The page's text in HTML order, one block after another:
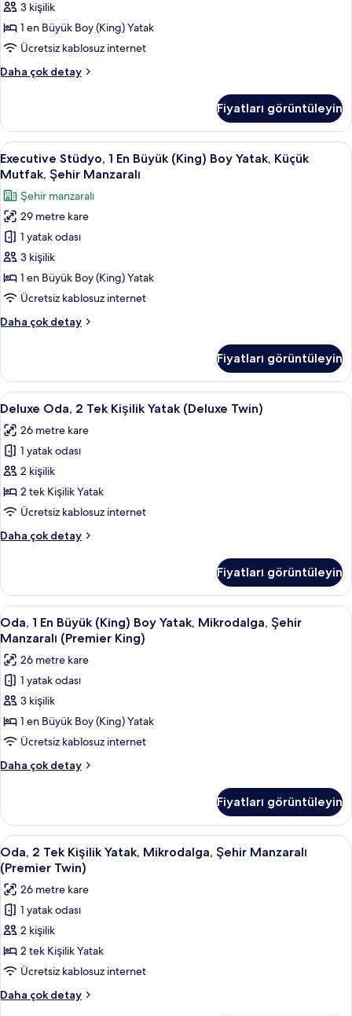
Büyük
(King)
Boy
Küçük
tüm
fotoğrafları
görün
3 kişilik
1 en Büyük Boy (King) Yatak
Ücretsiz kablosuz internet
Daha çok detay
Deluxe
Büyük
(King)
Boy
Yatak,
Mutfak
hakkında
daha
fazla
detay
Fiyatları görüntüleyin
Executive
Stüdyo,
En
Büyük
(King)
Boy
Yatak,
Küçük
Şehir
tüm
fotoğrafları
görün
Odada kasa, masa, güneşlik/perde,
10
Executive Stüdyo, 1 En Büyük (King) Boy Yatak, Küçük
Mutfak, Şehir Manzaralı
Şehir manzaralı
29 metre kare
1 yatak odası
3 kişilik
1 en Büyük Boy (King) Yatak
Ücretsiz kablosuz internet
Daha çok detay
Executive
Büyük
(King)
Boy
Küçük
Mutfak,
Manzaralı
hakkında
daha
fazla
detay
Fiyatları görüntüleyin
Deluxe
Oda,
2
Tek
Kişilik
Yatak
(Deluxe
için
görün
Odada kasa, masa, güneşlik/perde,
4
Deluxe Oda, 2 Tek Kişilik Yatak (Deluxe Twin)
26 metre kare
1 yatak odası
2 kişilik
2 tek Kişilik Yatak
Ücretsiz kablosuz internet
Daha çok detay
Deluxe
Kişilik
Yatak
(Deluxe
Twin)
daha
fazla
detay
Fiyatları görüntüleyin
Oda,
1
En
Büyük
(King)
Boy
Yatak,
Mikrodalga,
Şehir
Manzaralı
King)
için
tüm
fotoğrafları
görün
Odada kasa, masa, güneşlik/perde,
6
Oda, 1 En Büyük (King) Boy Yatak, Mikrodalga, Şehir
Manzaralı (Premier King)
26 metre kare
1 yatak odası
3 kişilik
1 en Büyük Boy (King) Yatak
Ücretsiz kablosuz internet
Daha çok detay
Oda,
(King)
Boy
Yatak,
Mikrodalga,
Şehir
Manzaralı
(Premier
King)
hakkında
daha
detay
Fiyatları görüntüleyin
Oda,
2
Tek
Kişilik
Yatak,
Mikrodalga,
Şehir
Manzaralı
(Premier
Twin)
Odada kasa, masa, güneşlik/perde,
4
Oda, 2 Tek Kişilik Yatak, Mikrodalga, Şehir Manzaralı
(Premier Twin)
26 metre kare
1 yatak odası
2 kişilik
2 tek Kişilik Yatak
Ücretsiz kablosuz internet
Daha çok detay
Oda,